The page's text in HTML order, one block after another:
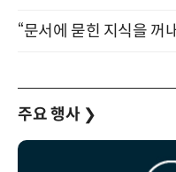
주요 행사 ❯